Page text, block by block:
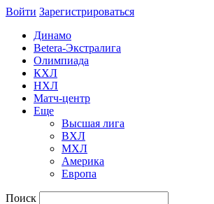
Войти Зарегиcтрироваться
Динамо
Betera-Экстралига
Олимпиада
КХЛ
НХЛ
Матч-центр
Еще
Высшая лига
ВХЛ
МХЛ
Америка
Европа
Поиск